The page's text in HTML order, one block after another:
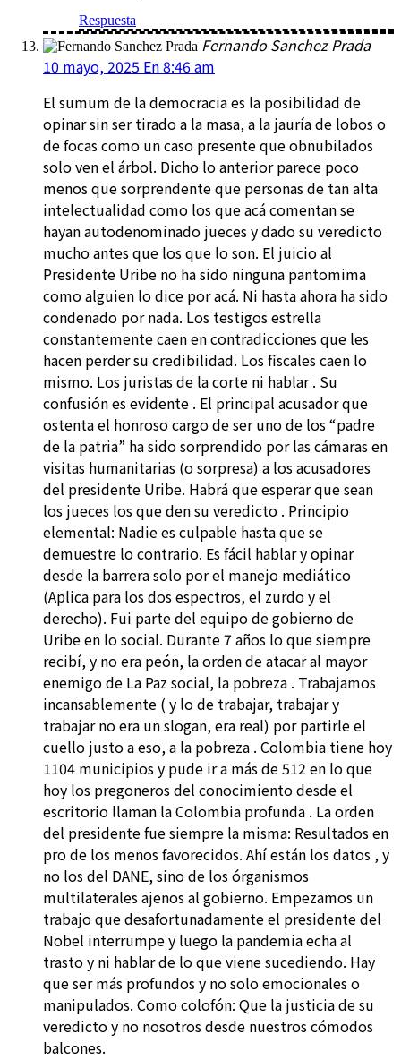
Respuesta
Fernando Sanchez Prada
10 mayo, 2025 En 8:46 am
El sumum de la democracia es la posibilidad de
opinar sin ser tirado a la masa, a la jauría de lobos o
de focas como un caso presente que obnubilados
solo ven el árbol. Dicho lo anterior parece poco
menos que sorprendente que personas de tan alta
intelectualidad como los que acá comentan se
hayan autodenominado jueces y dado su veredicto
mucho antes que los que lo son. El juicio al
Presidente Uribe no ha sido ninguna pantomima
como alguien lo dice por acá. Ni hasta ahora ha sido
condenado por nada. Los testigos estrella
constantemente caen en contradicciones que les
hacen perder su credibilidad. Los fiscales caen lo
mismo. Los juristas de la corte ni hablar . Su
confusión es evidente . El principal acusador que
ostenta el honroso cargo de ser uno de los “padre
de la patria” ha sido sorprendido por las cámaras en
visitas humanitarias (o sorpresa) a los acusadores
del presidente Uribe. Habrá que esperar que sean
los jueces los que den su veredicto . Principio
elemental: Nadie es culpable hasta que se
demuestre lo contrario. Es fácil hablar y opinar
desde la barrera solo por el manejo mediático
(Aplica para los dos espectros, el zurdo y el
derecho). Fui parte del equipo de gobierno de
Uribe en lo social. Durante 7 años lo que siempre
recibí, y no era peón, la orden de atacar al mayor
enemigo de La Paz social, la pobreza . Trabajamos
incansablemente ( y lo de trabajar, trabajar y
trabajar no era un slogan, era real) por partirle el
cuello justo a eso, a la pobreza . Colombia tiene hoy
1104 municipios y pude ir a más de 512 en lo que
hoy los pregoneros del conocimiento desde el
escritorio llaman la Colombia profunda . La orden
del presidente fue siempre la misma: Resultados en
pro de los menos favorecidos. Ahí están los datos , y
no los del DANE, sino de los órganismos
multilaterales ajenos al gobierno. Empezamos un
trabajo que desafortunadamente el presidente del
Nobel interrumpe y luego la pandemia echa al
trasto y ni hablar de lo que viene sucediendo. Hay
que ser más profundos y no solo emocionales o
manipulados. Como colofón: Que la justicia de su
veredicto y no nosotros desde nuestros cómodos
balcones.